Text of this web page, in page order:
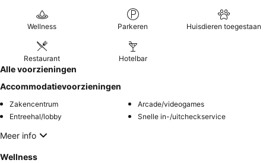
Wellness Parkeren Huisdieren toegestaan
Restaurant Hotelbar
Alle voorzieningen
Accommodatievoorzieningen
Zakencentrum
Arcade/videogames
Entreehal/lobby
Snelle in-/uitcheckservice
Meer info
Wellness